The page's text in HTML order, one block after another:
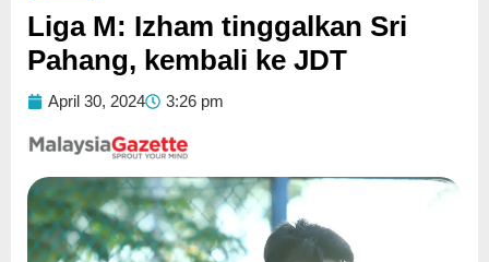
Liga M: Izham tinggalkan Sri
Pahang, kembali ke JDT
April 30, 2024 3:26 pm